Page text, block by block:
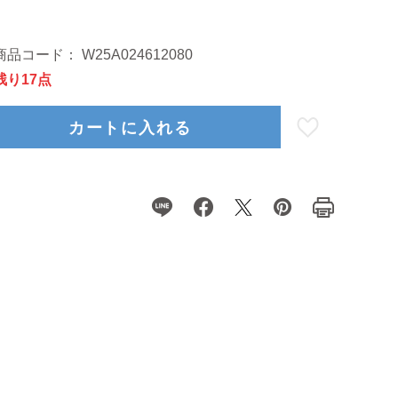
品コード：
W25A024612080
り17点
カートに入れる